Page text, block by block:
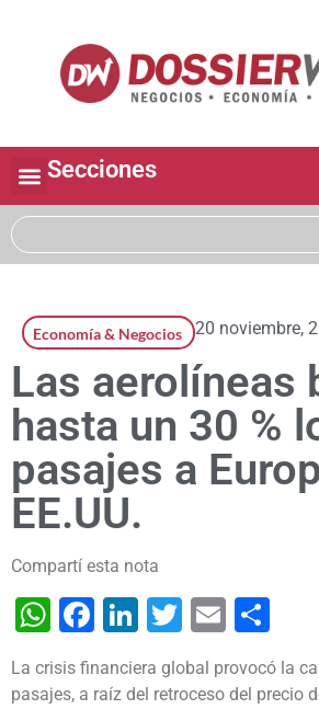
Secciones
Economía & Negocios 20 noviembre,
Las aerolíneas
hasta un 30 %
pasajes a
EE.UU.
Compartí esta nota
WhatsApp
Facebook
LinkedIn
Twitter
Email
La crisis financiera global provocó la
pasajes, a raíz del retroceso del precio